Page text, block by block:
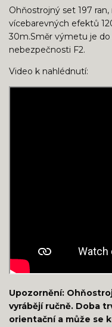
Ohňostrojný set 197
vícebarevných efektů
30m.Směr výmetu je
nebezpečnosti F2.
Video k nahlédnutí:
Upozornění:
vyrábějí ručně. Doba
orientační a může se